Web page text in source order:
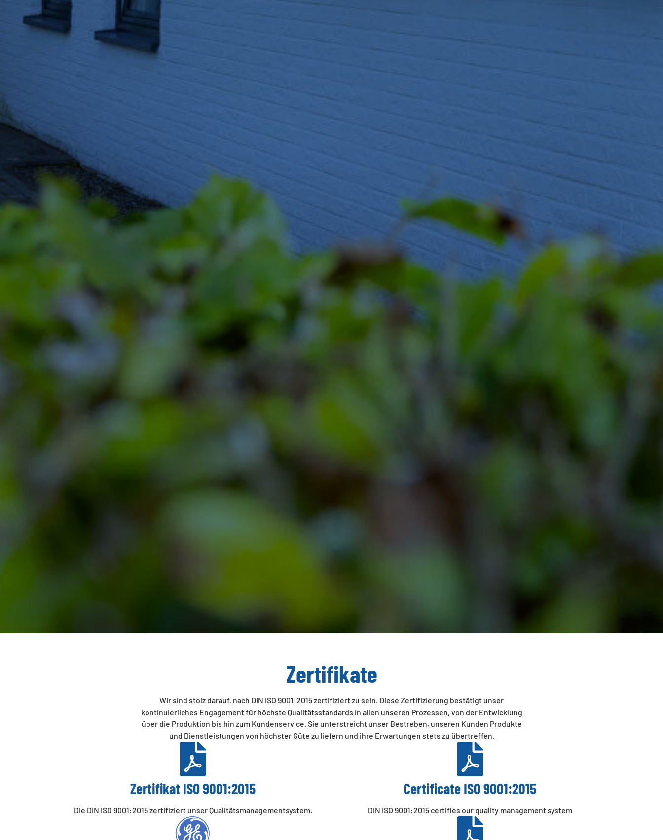
Zertifikate
Wir sind stolz darauf, nach DIN ISO 9001:2015 zertifiziert zu sein. Diese Zertifizierung bestätigt unser
kontinuierliches Engagement für höchste Qualitätsstandards in allen unseren Prozessen, von der Entwicklung
über die Produktion bis hin zum Kundenservice. Sie unterstreicht unser Bestreben, unseren Kunden Produkte
und Dienstleistungen von höchster Güte zu liefern und ihre Erwartungen stets zu übertreffen.
Zertifikat ISO 9001:2015
Die DIN ISO 9001:2015 zertifiziert unser Qualitätsmanagementsystem.
Certificate ISO 9001:2015
DIN ISO 9001:2015 certifies our quality management system